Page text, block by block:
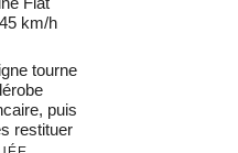
km/h
tourne
puis
restituer